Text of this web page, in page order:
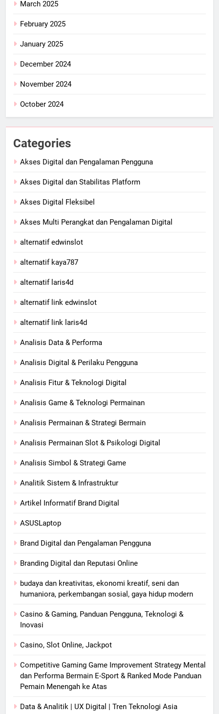
March 2025
February 2025
January 2025
December 2024
November 2024
October 2024
Categories
Akses Digital dan Pengalaman Pengguna
Akses Digital dan Stabilitas Platform
Akses Digital Fleksibel
Akses Multi Perangkat dan Pengalaman Digital
alternatif edwinslot
alternatif kaya787
alternatif laris4d
alternatif link edwinslot
alternatif link laris4d
Analisis Data & Performa
Analisis Digital & Perilaku Pengguna
Analisis Fitur & Teknologi Digital
Analisis Game & Teknologi Permainan
Analisis Permainan & Strategi Bermain
Analisis Permainan Slot & Psikologi Digital
Analisis Simbol & Strategi Game
Analitik Sistem & Infrastruktur
Artikel Informatif Brand Digital
ASUSLaptop
Brand Digital dan Pengalaman Pengguna
Branding Digital dan Reputasi Online
budaya dan kreativitas, ekonomi kreatif, seni dan
humaniora, perkembangan sosial, gaya hidup modern
Casino & Gaming, Panduan Pengguna, Teknologi &
Inovasi
Casino, Slot Online, Jackpot
Competitive Gaming Game Improvement Strategy Mental
dan Performa Bermain E-Sport & Ranked Mode Panduan
Pemain Menengah ke Atas
Data & Analitik | UX Digital | Tren Teknologi Asia